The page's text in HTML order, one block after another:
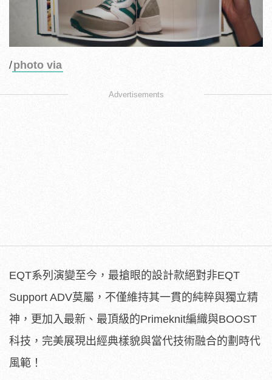
/photo via
Advertisements
EQT系列演變至今，最搶眼的設計款絕對非EQT
Support ADV莫屬，不僅維持其一貫的純粹與獨立精
神，更加入最新、最頂級的Primeknit編織與BOOST
科技，完美展現出經典樣貌與當代技術融合的劃時代
風範！